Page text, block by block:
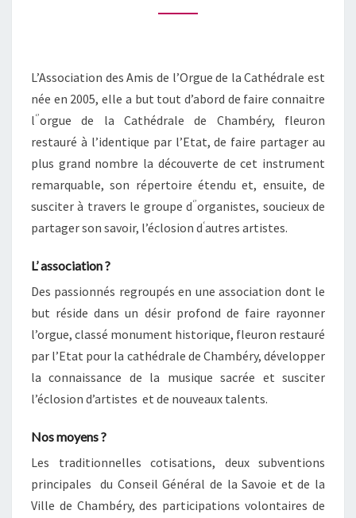
DES
L’ORGUE
DE
LA
CATHÉDRALE
DE
CHAMBÉRY
L’Association des Amis de l’Orgue de la Cathédrale est
née en 2005, elle a but tout d’abord de faire connaitre
l‘’orgue de la Cathédrale de Chambéry, fleuron
restauré à l’identique par l’Etat, de faire partager au
plus grand nombre la découverte de cet instrument
remarquable, son répertoire étendu et, ensuite, de
susciter à travers le groupe d‘’organistes, soucieux de
partager son savoir, l’éclosion d‘autres artistes.
L’ association ?
Des passionnés regroupés en une association dont le
but réside dans un désir profond de faire rayonner
l’orgue, classé monument historique, fleuron restauré
par l’Etat pour la cathédrale de Chambéry, développer
la connaissance de la musique sacrée et susciter
l’éclosion d’artistes et de nouveaux talents.
Nos moyens ?
Les traditionnelles cotisations, deux subventions
principales du Conseil Général de la Savoie et de la
Ville de Chambéry, des participations volontaires de